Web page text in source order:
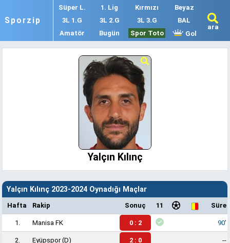
Sporzip
Süper L. 1. Lig Kırmızı
Beyaz
3L 1.G
3L 2.G 3L 3.G
BAL
Amatör
Bugün Spor Toto Gol
ara
Yalçın Kılınç
Yalçın Kılınç 2023-2024 Oynadığı Maçlar
Hafta Rakip Sonuç 11 Süre
1. Manisa FK 0 : 2 90'
2. Eyüpspor(D) 2 : 0 --